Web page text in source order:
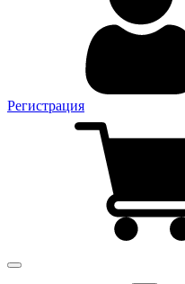
Регистрация